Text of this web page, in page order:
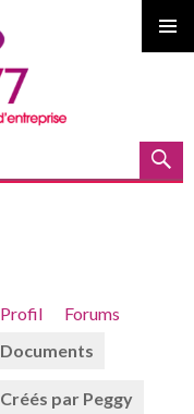
Profil
Forums
Documents
Créés par Peggy